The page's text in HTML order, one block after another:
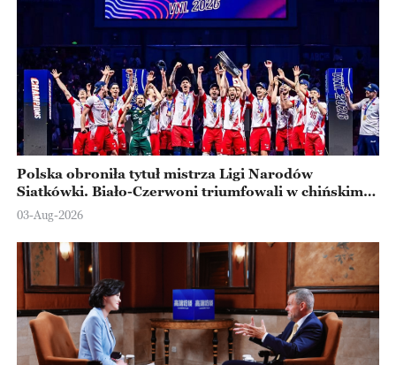
Polska obroniła tytuł mistrza Ligi Narodów
Siatkówki. Biało-Czerwoni triumfowali w chińskim
Ningbo
03-Aug-2026